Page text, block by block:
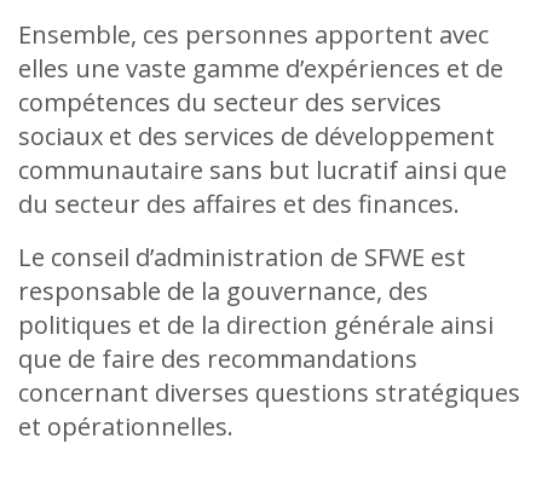
Ensemble, ces personnes apportent avec
elles une vaste gamme d’expériences et de
compétences du secteur des services
sociaux et des services de développement
communautaire sans but lucratif ainsi que
du secteur des affaires et des finances.
Le conseil d’administration de SFWE est
responsable de la gouvernance, des
politiques et de la direction générale ainsi
que de faire des recommandations
concernant diverses questions stratégiques
et opérationnelles.